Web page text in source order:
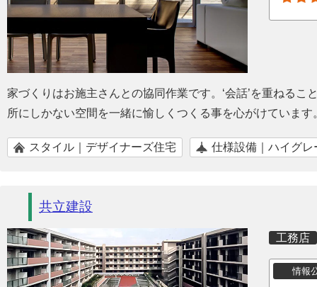
家づくりはお施主さんとの協同作業です。‘会話’を重ねる
所にしかない空間を一緒に愉しくつくる事を心がけています
スタイル｜デザイナーズ住宅 仕様設備｜ハイグレ
共立建設
工務店
情報